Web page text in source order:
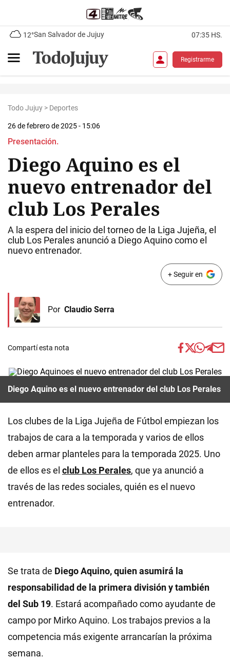
12°San Salvador de Jujuy 07:35 HS.
Registrarme
Todo Jujuy > Deportes
26 de febrero de 2025 - 15:06
Presentación.
Diego Aquino es el
nuevo entrenador del
club Los Perales
A la espera del inicio del torneo de la Liga Jujeña, el
club Los Perales anunció a Diego Aquino como el
nuevo entrenador.
+ Seguir en
Por Claudio Serra
Compartí esta nota
Diego Aquino es el nuevo entrenador del club Los Perales
Los clubes de la Liga Jujeña de Fútbol empiezan los
trabajos de cara a la temporada y varios de ellos
deben armar planteles para la temporada 2025. Uno
de ellos es el club Los Perales, que ya anunció a
través de las redes sociales, quién es el nuevo
entrenador.
Se trata de Diego Aquino, quien asumirá la
responsabilidad de la primera división y también
del Sub 19. Estará acompañado como ayudante de
campo por Mirko Aquino. Los trabajos previos a la
competencia más exigente arrancarían la próxima
semana.